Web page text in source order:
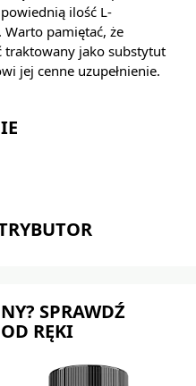
ilość L-
Warto pamiętać, że
traktowany jako substytut
jej cenne uzupełnienie.
SPRAWDŹ
RĘKI